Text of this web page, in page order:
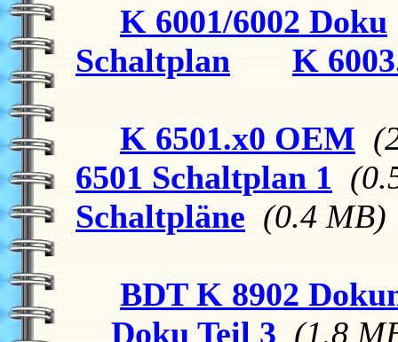
K 6001/6002 Doku
Schaltplan
K
K 6501.x0 OEM
6501 Schaltplan 1
Schaltpläne (0.4 MB)
BDT K 8902
Doku Teil 3 (1.8